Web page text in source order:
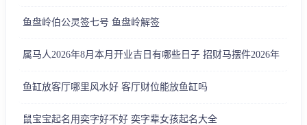
鱼盘岭伯公灵签七号 鱼盘岭解签
属马人2026年8月本月开业吉日有哪些日子 招财马摆件2026年
鱼缸放客厅哪里风水好 客厅财位能放鱼缸吗
鼠宝宝起名用奕字好不好 奕字辈女孩起名大全